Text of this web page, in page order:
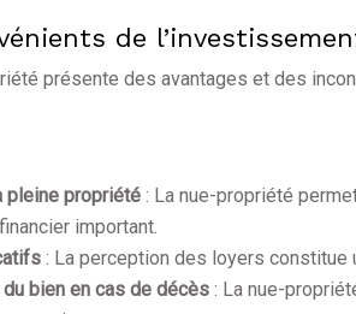
de
présente des avantages et des
pleine propriété : La nue-propriété
important.
: La perception des loyers constitue
bien en cas de décès : La nue-